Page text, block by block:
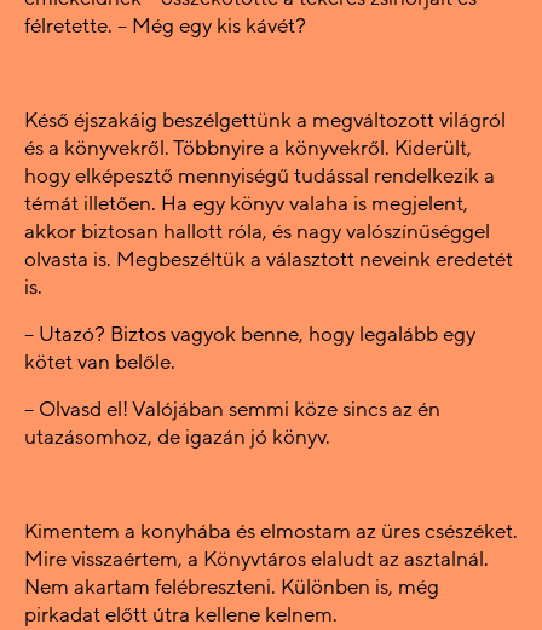
félretette. – Még egy kis kávét?
Késő éjszakáig beszélgettünk a megváltozott világról
és a könyvekről. Többnyire a könyvekről. Kiderült,
hogy elképesztő mennyiségű tudással rendelkezik a
témát illetően. Ha egy könyv valaha is megjelent,
akkor biztosan hallott róla, és nagy valószínűséggel
olvasta is. Megbeszéltük a választott neveink eredetét
is.
– Utazó? Biztos vagyok benne, hogy legalább egy
kötet van belőle.
– Olvasd el! Valójában semmi köze sincs az én
utazásomhoz, de igazán jó könyv.
Kimentem a konyhába és elmostam az üres csészéket.
Mire visszaértem, a Könyvtáros elaludt az asztalnál.
Nem akartam felébreszteni. Különben is, még
pirkadat előtt útra kellene kelnem.